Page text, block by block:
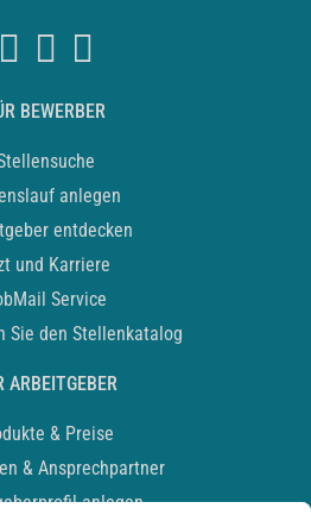
BEWERBER
anlegen
entdecken
und Karriere
Service
Sie den Stellenkatalog
ARBEITGEBER
& Preise
& Ansprechpartner
anlegen